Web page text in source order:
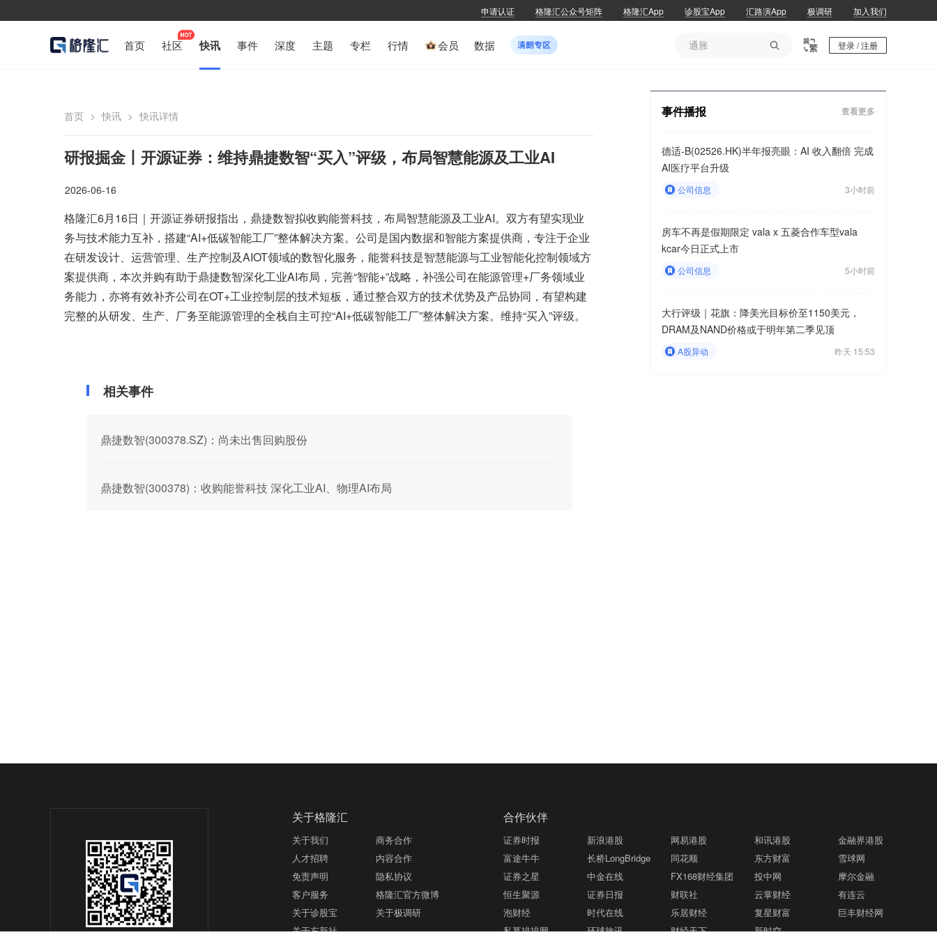
申请认证 格隆汇公众号矩阵 格隆汇App 诊股宝App 汇路演App 极调研 加入我们
首页 社区 快讯 事件 深度 主题 专栏 行情 会员 数据 
通胀
登录 / 注册
首页 > 快讯 > 快讯详情
研报掘金丨开源证券：维持鼎捷数智“买入”评级，布局智慧能源及工业AI
2026-06-16
格隆汇6月16日｜开源证券研报指出，鼎捷数智拟收购能誉科技，布局智慧能源及工业AI。双方有望实现业
务与技术能力互补，搭建“AI+低碳智能工厂”整体解决方案。公司是国内数据和智能方案提供商，专注于企业
在研发设计、运营管理、生产控制及AIOT领域的数智化服务，能誉科技是智慧能源与工业智能化控制领域方
案提供商，本次并购有助于鼎捷数智深化工业AI布局，完善“智能+”战略，补强公司在能源管理+厂务领域业
务能力，亦将有效补齐公司在OT+工业控制层的技术短板，通过整合双方的技术优势及产品协同，有望构建
完整的从研发、生产、厂务至能源管理的全栈自主可控“AI+低碳智能工厂”整体解决方案。维持“买入”评级。
相关事件
鼎捷数智(300378.SZ)：尚未出售回购股份
鼎捷数智(300378)：收购能誉科技 深化工业AI、物理AI布局
事件播报 查看更多
德适-B(02526.HK)半年报亮眼：AI 收入翻倍 完成
AI医疗平台升级
公司信息 3小时前
房车不再是假期限定 vala x 五菱合作车型vala
kcar今日正式上市
公司信息 5小时前
大行评级｜花旗：降美光目标价至1150美元，
DRAM及NAND价格或于明年第二季见顶
A股异动 昨天 15:53
关于格隆汇
关于我们
商务合作
人才招聘
内容合作
免责声明
隐私协议
客户服务
格隆汇官方微博
关于诊股宝
关于极调研
关于东新社
合作伙伴
证券时报 新浪港股 网易港股 和讯港股
金融界港股
富途牛牛
长桥LongBridge 同花顺 东方财富
雪球网
证券之星
中金在线 FX168财经集团 投中网
摩尔金融
恒生聚源
证券日报 财联社 云掌财经
有连云
泡财经
时代在线 乐居财经 复星财富
巨丰财经网
私募排排网
环球旅讯 财经天下 新时空